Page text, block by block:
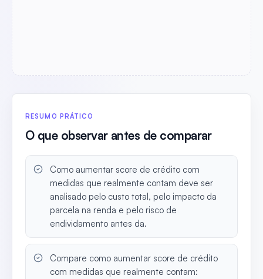
RESUMO PRÁTICO
O que observar antes de comparar
Como aumentar score de crédito com
medidas que realmente contam deve ser
analisado pelo custo total, pelo impacto da
parcela na renda e pelo risco de
endividamento antes da.
Compare como aumentar score de crédito
com medidas que realmente contam: